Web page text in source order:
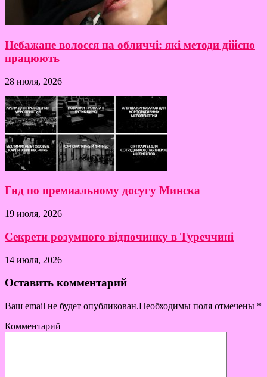
Небажане волосся на обличчі: які методи дійсно
працюють
28 июля, 2026
Гид по премиальному досугу Минска
19 июля, 2026
Секрети розумного відпочинку в Туреччині
14 июля, 2026
Оставить комментарий
Ваш email не будет опубликован.Необходимы поля отмечены *
Комментарий